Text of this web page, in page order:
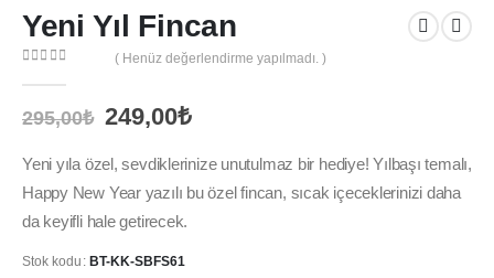
Yeni Yıl Fincan
( Henüz değerlendirme yapılmadı. )
295,00₺ Orijinal
295,00₺.
249,00₺Şu
fiyat:
249,00₺.
Yeni yıla özel, sevdiklerinize unutulmaz bir hediye! Yılbaşı temalı,
Happy New Year yazılı bu özel fincan, sıcak içeceklerinizi daha
da keyifli hale getirecek.
Stok kodu: BT-KK-SBFS61